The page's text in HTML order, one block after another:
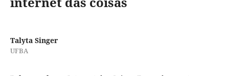
Talyta Singer
UFBA